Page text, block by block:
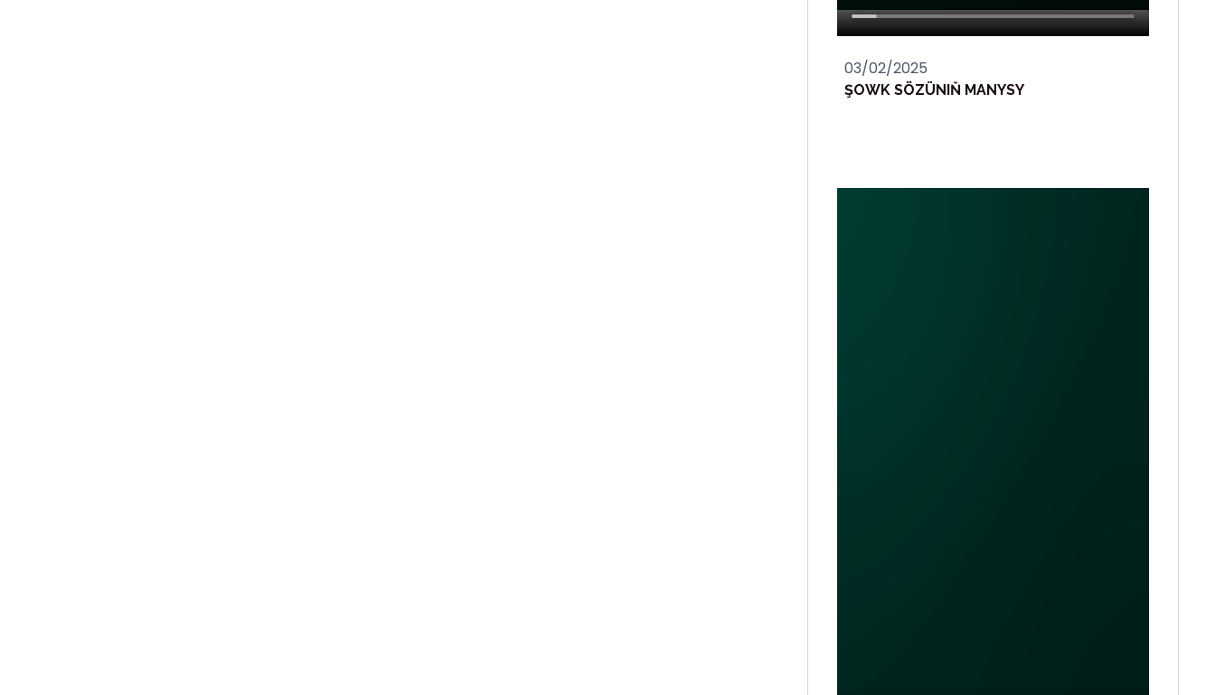
03/02/2025
ŞOWK SÖZÜNIŇ MANYSY